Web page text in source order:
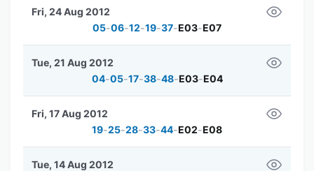
05-06-12-19-37-E03-E07
Fri, 24 Aug 2012
04-05-17-38-48-E03-E04
Tue, 21 Aug 2012
19-25-28-33-44-E02-E08
Fri, 17 Aug 2012
Tue, 14 Aug 2012